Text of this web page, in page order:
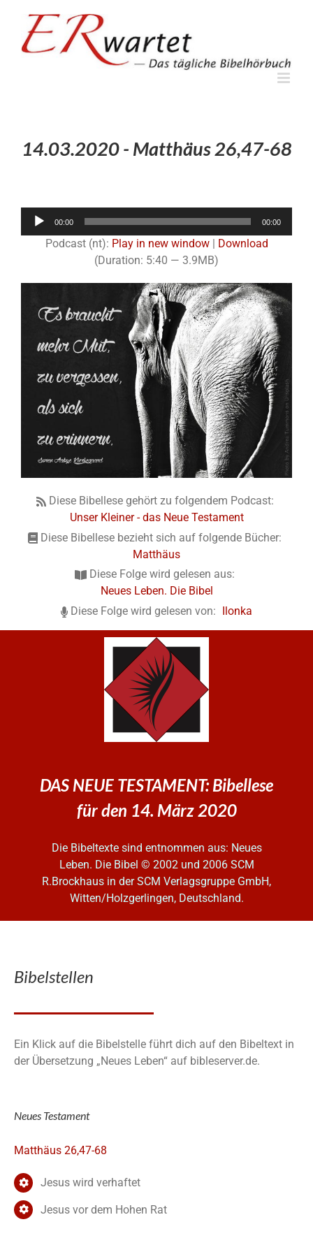
springen
14.03.2020 - Matthäus 26,47-68
00:00 00:00
Podcast (nt): Play in new window| Download
(Duration: 5:40 — 3.9MB)
Diese Bibellese gehört zu folgendem Podcast:
Unser Kleiner - das Neue Testament
Diese Bibellese bezieht sich auf folgende Bücher:
Matthäus
Diese Folge wird gelesen aus:
Neues Leben. Die Bibel
Diese Folge wird gelesen von:
Ilonka
DAS NEUE TESTAMENT: Bibellese
für den 14. März 2020
Die Bibeltexte sind entnommen aus: Neues
Leben. Die Bibel © 2002 und 2006 SCM
R.Brockhaus in der SCM Verlagsgruppe GmbH,
Witten/Holzgerlingen, Deutschland.
Bibelstellen
Ein Klick auf die Bibelstelle führt dich auf den Bibeltext in
der Übersetzung „Neues Leben“ auf bibleserver.de.
Neues Testament
Matthäus 26,47-68
Jesus wird verhaftet
Jesus vor dem Hohen Rat